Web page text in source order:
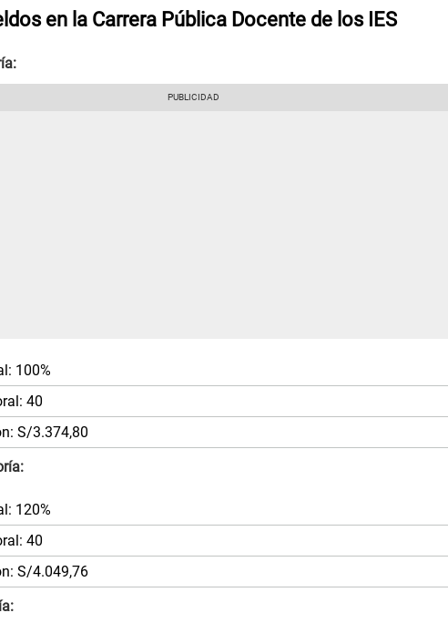
en la Carrera Pública Docente de los IES
100%
40
S/3.374,80
120%
40
S/4.049,76